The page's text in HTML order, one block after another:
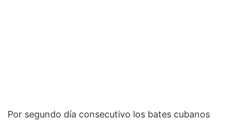
Por segundo día consecutivo los bates cubanos